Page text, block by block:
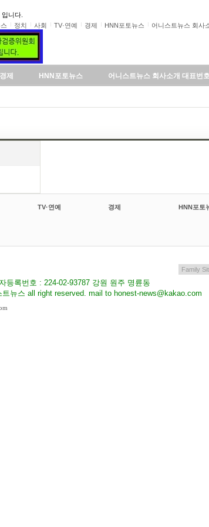
니다.
정치 사회 TV·연예 경제 HNN포토뉴스 어니스트뉴스 회사
경제 HNN포토뉴스 어니스트뉴스 회사소개 대표번
TV·연예 경제 HNN포토
등록번호 : 224-02-93787 강원 원주 명륜동
뉴스 all right reserved. mail to honest-news@kakao.com